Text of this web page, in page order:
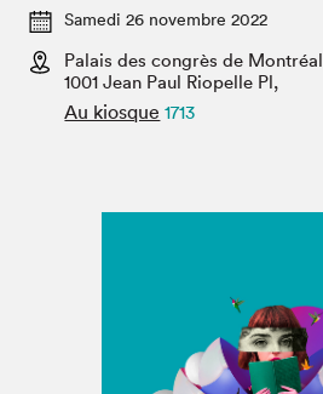
Espace enseignant·e·s
Espace médias
Samedi 26 novembre 2022
Palais des congrès de Montréal
1001 Jean Paul Riopelle Pl,
Au kiosque 1713